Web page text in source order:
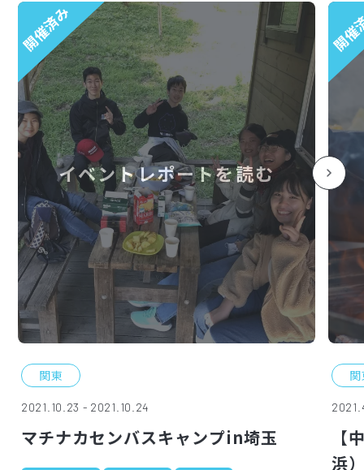
開催済み
イベントレポートを読む
関東
2021.10.23 - 2021.10.24
マチナカセンバスキャンプin埼玉
開
【
浜